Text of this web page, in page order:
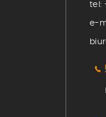
tel:
e-